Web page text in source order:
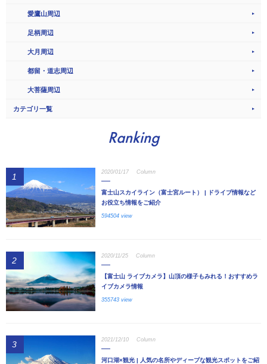
愛鷹山周辺
足柄周辺
大月周辺
都留・道志周辺
大菩薩周辺
カテゴリ一覧
Ranking
1 2020/01/17 Column
富士山スカイライン（富士宮ルート） | ドライブ情報など
お役立ち情報をご紹介
594504 view
2 2020/11/25 Column
【富士山 ライブカメラ】山頂の様子もみれる！おすすめラ
イブカメラ情報
355743 view
3 2021/12/10 Column
河口湖×観光 | 人気の名所やディープな観光スポットをご紹